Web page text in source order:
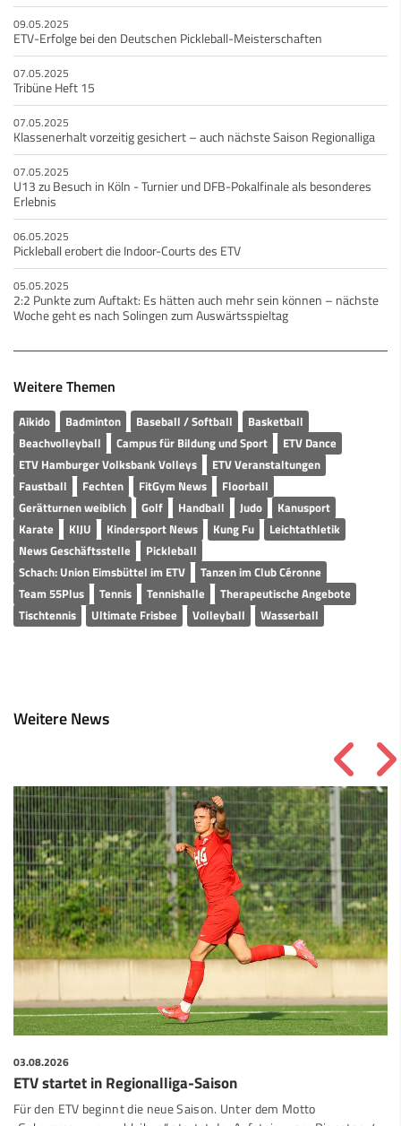
09.05.2025
ETV-Erfolge bei den Deutschen Pickleball-Meisterschaften
07.05.2025
Tribüne Heft 15
07.05.2025
Klassenerhalt vorzeitig gesichert – auch nächste Saison Regionalliga
07.05.2025
U13 zu Besuch in Köln - Turnier und DFB-Pokalfinale als besonderes
Erlebnis
06.05.2025
Pickleball erobert die Indoor-Courts des ETV
05.05.2025
2:2 Punkte zum Auftakt: Es hätten auch mehr sein können – nächste
Woche geht es nach Solingen zum Auswärtsspieltag
Weitere Themen
Aikido Badminton Baseball / Softball
Basketball
Beachvolleyball
Campus für Bildung und Sport
ETV Dance
ETV Hamburger Volksbank Volleys
ETV Veranstaltungen
Faustball
Fechten FitGym News
Floorball
Gerätturnen weiblich
Golf Handball Judo
Kanusport
Karate
KIJU Kindersport News Kung Fu
Leichtathletik
News Geschäftsstelle
Pickleball
Schach: Union Eimsbüttel im ETV
Tanzen im Club Céronne
Team 55Plus
Tennis Tennishalle
Therapeutische Angebote
Tischtennis
Ultimate Frisbee Volleyball Wasserball
Weitere News
03.08.2026
ETV startet in Regionalliga-Saison
Für den ETV beginnt die neue Saison. Unter dem Motto